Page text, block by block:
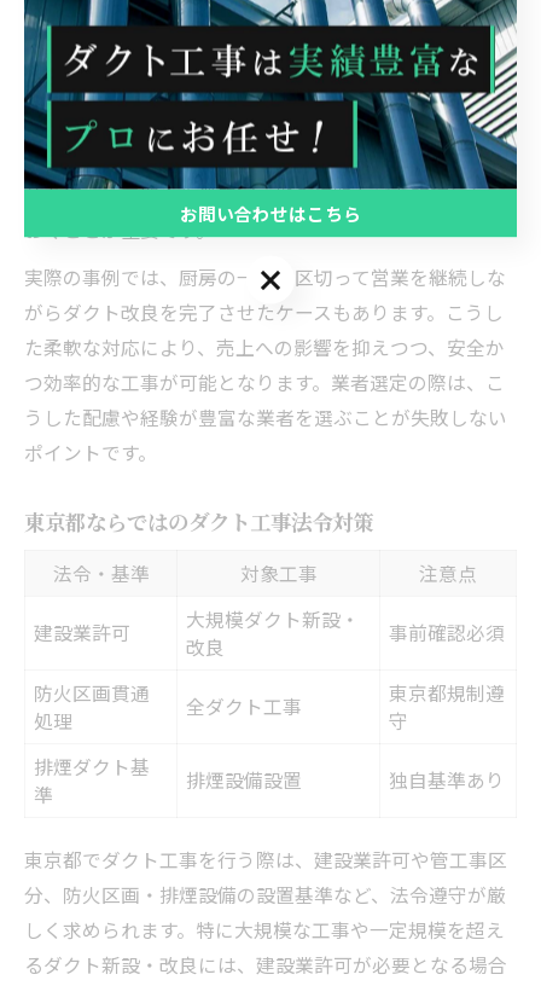
東京都の飲食店やテナントでは、営業中にダクト工事を
進めるケースが多く、工事による営業妨害を最小限に抑
える工夫が求められます。夜間や定休日を活用した短期
集中施工や、作業音・粉塵の発生を抑える仮設養生の徹
底が効果的です。工事前には関係者との綿密な打ち合わ
せを行い、工期や作業範囲、搬入経路などを明確にして
おくことが重要です。
実際の事例では、厨房の一部を区切って営業を継続しな
がらダクト改良を完了させたケースもあります。こうし
た柔軟な対応により、売上への影響を抑えつつ、安全か
つ効率的な工事が可能となります。業者選定の際は、こ
うした配慮や経験が豊富な業者を選ぶことが失敗しない
ポイントです。
東京都ならではのダクト工事法令対策
法令・基準 対象工事 注意点
建設業許可
大規模ダクト新設・
改良
事前確認必須
防火区画貫通
処理
全ダクト工事
東京都規制遵
守
排煙ダクト基
準
排煙設備設置 独自基準あり
東京都でダクト工事を行う際は、建設業許可や管工事区
分、防火区画・排煙設備の設置基準など、法令遵守が厳
しく求められます。特に大規模な工事や一定規模を超え
るダクト新設・改良には、建設業許可が必要となる場合
お問い合わせはこちら
お問い合わせはこちら